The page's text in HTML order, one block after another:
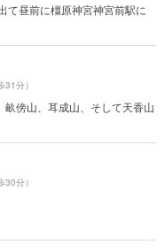
昼前に橿原神宮神宮前駅に
31分）
傍山、耳成山、そして天香山
30分）